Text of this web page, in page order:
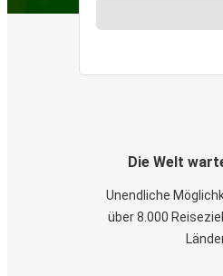
Die Welt
Unendliche
über 8.000